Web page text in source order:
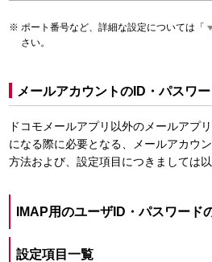
ポート番号など、詳細な設定については「
さい。
メールアカウントのID・パスワ
ドコモメールアプリ以外のメールアプ
になる際に必要となる、メールアカウ
方法および、設定項目につきましては
IMAP用のユーザID・パスワード
設定項目一覧